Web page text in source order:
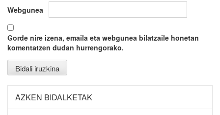
Webgunea
Gorde nire izena, emaila eta webgunea bilatzaile honetan
komentatzen dudan hurrengorako.
AZKEN BIDALKETAK